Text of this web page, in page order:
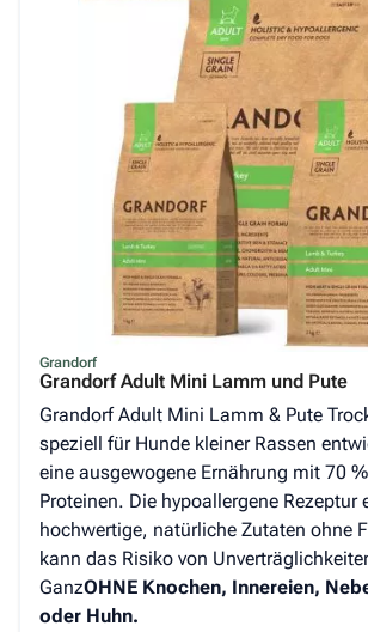
Grandorf
Grandorf Adult Mini Lamm und Pute
Grandorf Adult Mini Lamm & Pute
speziell für Hunde kleiner Rassen
eine ausgewogene Ernährung mit 70
Proteinen. Die hypoallergene Rezeptur
hochwertige, natürliche Zutaten ohne
kann das Risiko von
GanzOHNE Knochen, Innereien,
oder Huhn.